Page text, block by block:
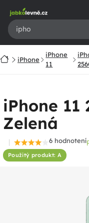
obsah
DomoviPhone
iPhone
11
iPhone 11
Zelená
Použitý produkt: A
Priemerné
hodnotenie
6 hodnotení